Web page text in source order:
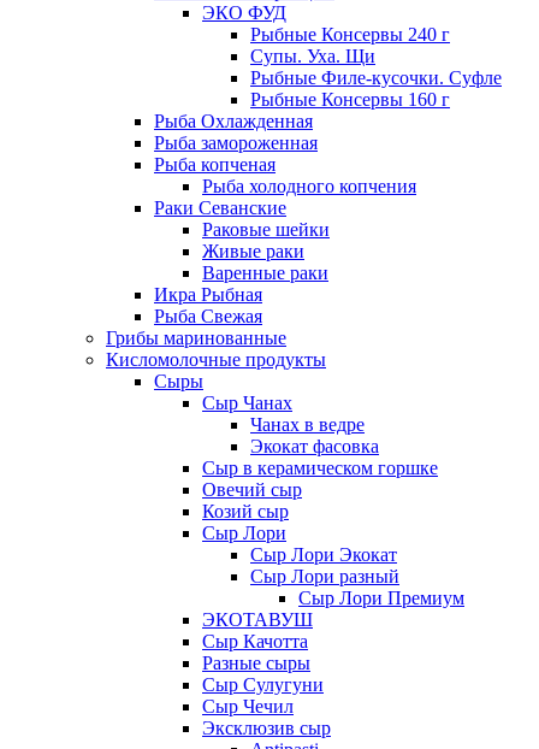
ЭКО ФУД
Рыбные Консервы 240 г
Супы. Уха. Щи
Рыбные Филе-кусочки. Суфле
Рыбные Консервы 160 г
Рыба Охлажденная
Рыба замороженная
Рыба копченая
Рыба холодного копчения
Раки Севанские
Раковые шейки
Живые раки
Варенные раки
Икра Рыбная
Рыба Свежая
Грибы маринованные
Кисломолочные продукты
Сыры
Сыр Чанах
Чанах в ведре
Экокат фасовка
Сыр в керамическом горшке
Овечий сыр
Козий сыр
Сыр Лори
Сыр Лори Экокат
Сыр Лори разный
Сыр Лори Премиум
ЭКОТАВУШ
Сыр Качотта
Разные сыры
Сыр Сулугуни
Сыр Чечил
Эксклюзив сыр